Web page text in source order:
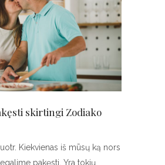
skirtingi Zodiako
Kiekvienas iš mūsų ką nors
pakęsti. Yra tokių